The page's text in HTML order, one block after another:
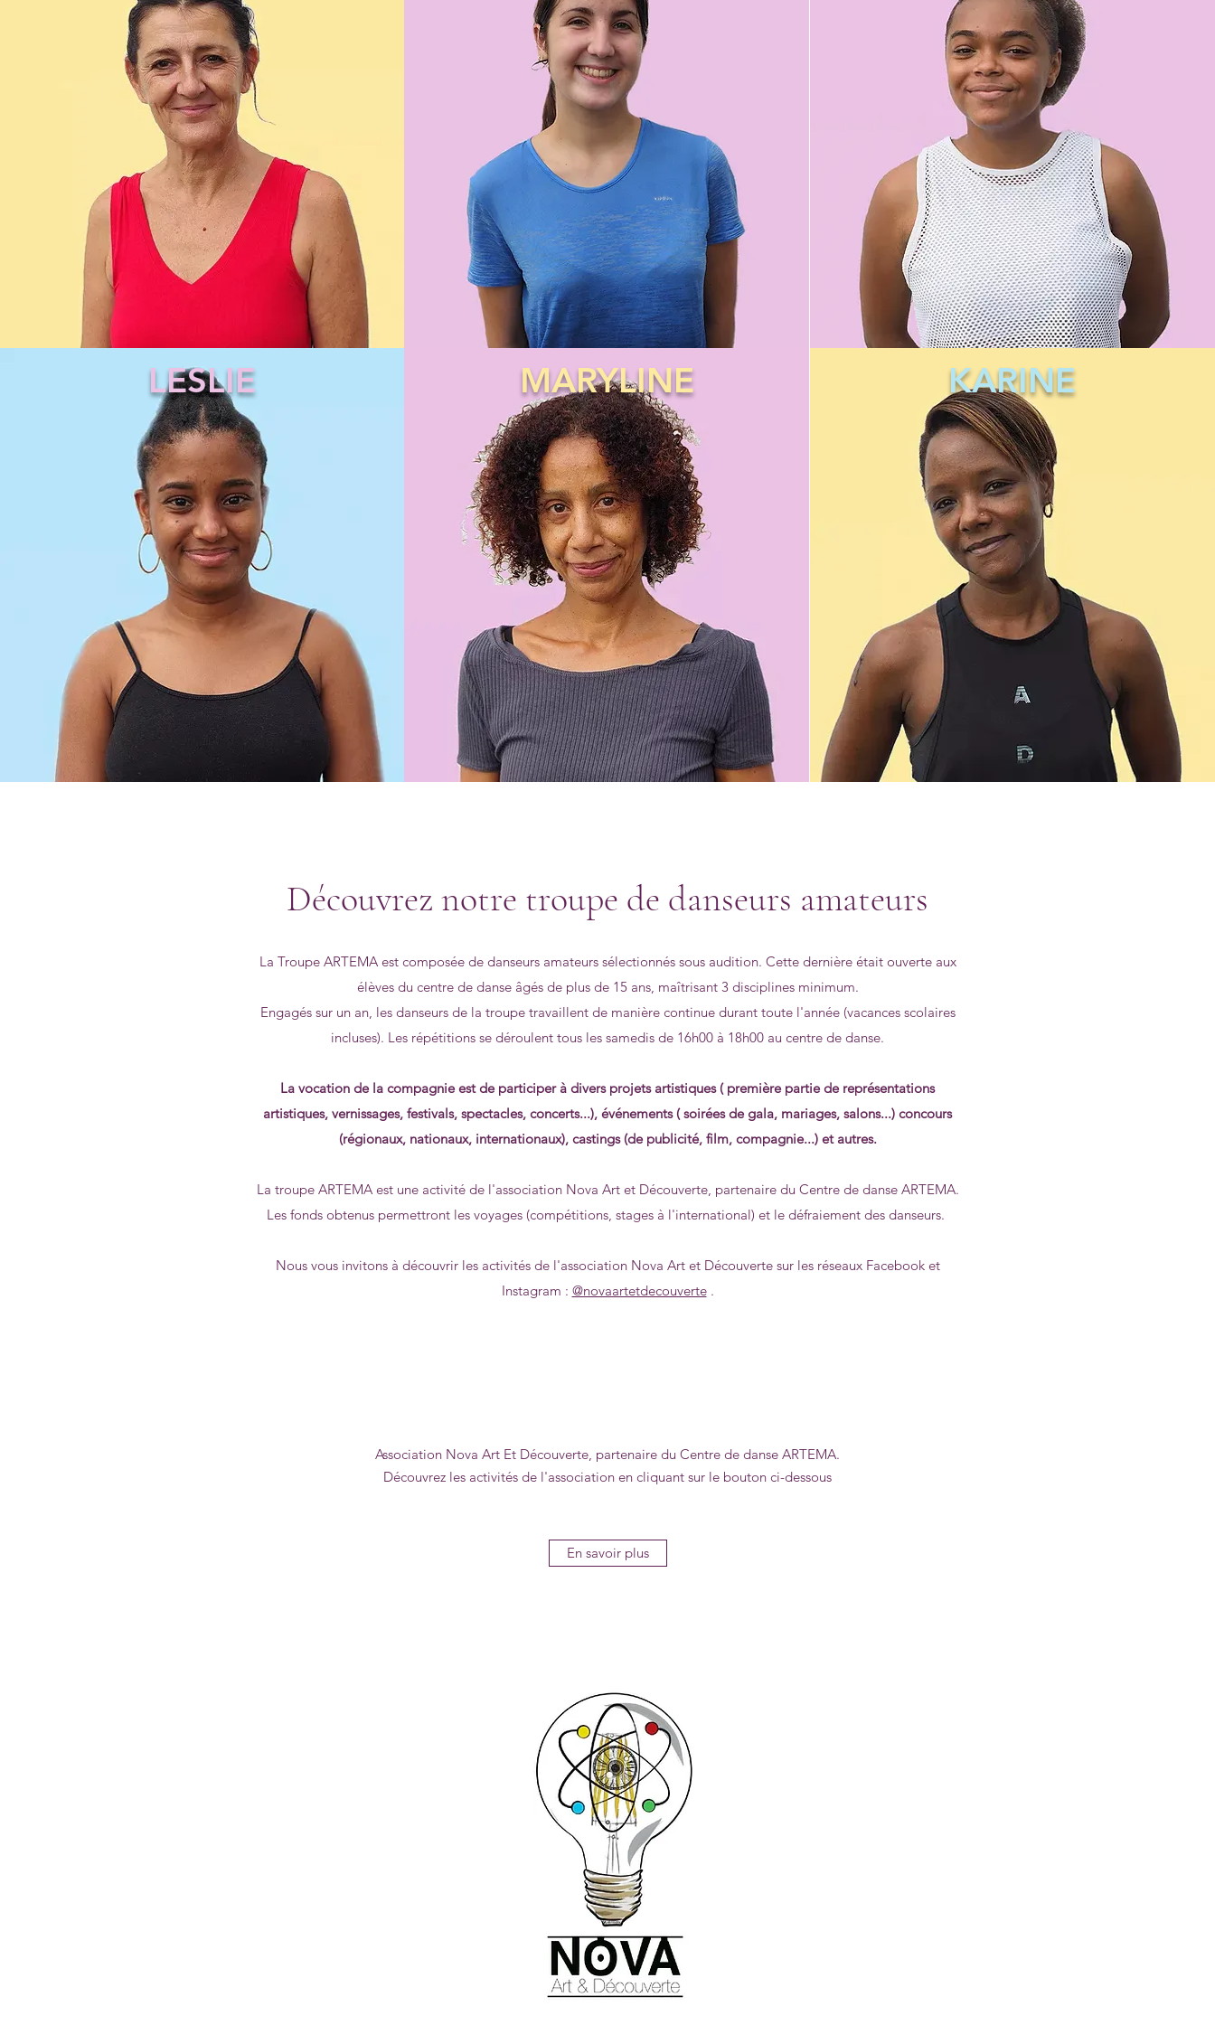
LESLIE MARYLINE KARINE
Découvrez notre troupe de danseurs amateurs
La Troupe ARTEMA est composée de danseurs amateurs sélectionnés sous audition. Cette dernière était ouverte aux
élèves du centre de danse âgés de plus de 15 ans, maîtrisant 3 disciplines minimum.
Engagés sur un an, les danseurs de la troupe travaillent de manière continue durant toute l'année (vacances scolaires
incluses). Les répétitions se déroulent tous les samedis de 16h00 à 18h00 au centre de danse.
La vocation de la compagnie est de participer à divers projets artistiques ( première partie de représentations
artistiques, vernissages, festivals, spectacles, concerts...), événements ( soirées de gala, mariages, salons...) concours
(régionaux, nationaux, internationaux), castings (de publicité, film, compagnie...) et autres.
La troupe ARTEMA est une activité de l'association Nova Art et Découverte, partenaire du Centre de danse ARTEMA.
Les fonds obtenus permettront les voyages (compétitions, stages à l'international) et le défraiement des danseurs.
Nous vous invitons à découvrir les activités de l'association Nova Art et Découverte sur les réseaux Facebook et
Instagram : @novaartetdecouverte.
Association Nova Art Et Découverte, partenaire du Centre de danse ARTEMA.
Découvrez les activités de l'association en cliquant sur le bouton ci-dessous
En savoir plus